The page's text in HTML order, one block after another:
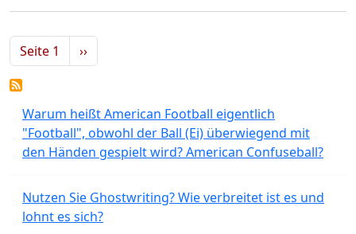
Seitennummerierung
Seite 1 Nächste Seite
››
Warum heißt American Football eigentlich
"Football", obwohl der Ball (Ei) überwiegend mit
den Händen gespielt wird? American Confuseball?
Nutzen Sie Ghostwriting? Wie verbreitet ist es und
lohnt es sich?